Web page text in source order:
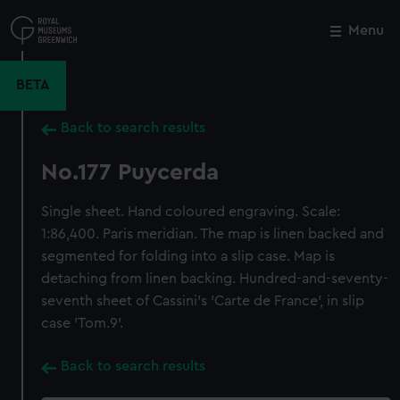
to
main
Menu
BETA
Back to search results
No.177 Puycerda
Single sheet. Hand coloured engraving. Scale:
1:86,400. Paris meridian. The map is linen backed and
segmented for folding into a slip case. Map is
detaching from linen backing. Hundred-and-seventy-
seventh sheet of Cassini's 'Carte de France', in slip
case 'Tom.9'.
Back to search results
Close